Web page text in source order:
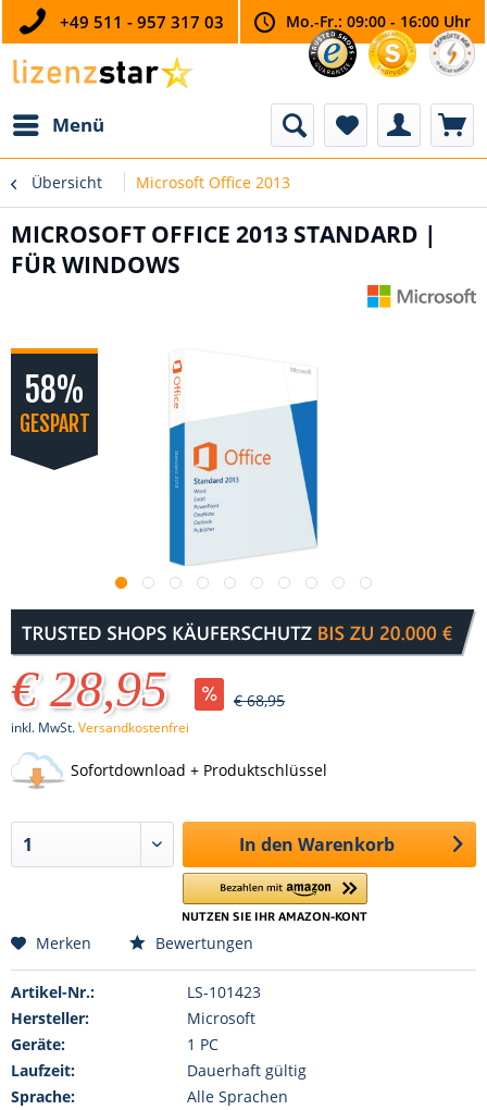
+49 511 - 957 317 03 Mo.-Fr.: 09:00 - 16:00 Uhr
Menü
Übersicht Microsoft Office 2013
MICROSOFT OFFICE 2013 STANDARD |
FÜR WINDOWS
58%
GESPART
€ 28,95 € 68,95
inkl. MwSt.Versandkostenfrei
Sofortdownload + Produktschlüssel
In den Warenkorb
Merken Bewertungen
Artikel-Nr.:
LS-101423
Hersteller:
Microsoft
Geräte:
1 PC
Laufzeit:
Dauerhaft gültig
Sprache:
Alle Sprachen